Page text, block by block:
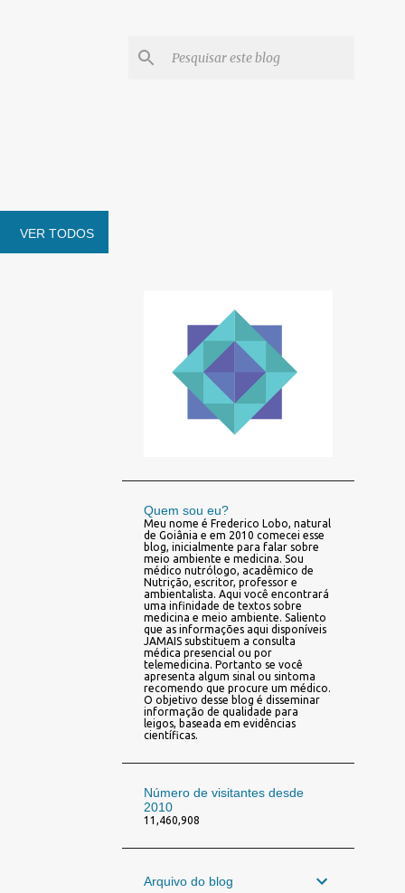
VER TODOS
Quem sou eu?
Meu nome é Frederico Lobo, natural
de Goiânia e em 2010 comecei esse
blog, inicialmente para falar sobre
meio ambiente e medicina. Sou
médico nutrólogo, acadêmico de
Nutrição, escritor, professor e
ambientalista. Aqui você encontrará
uma infinidade de textos sobre
medicina e meio ambiente. Saliento
que as informações aqui disponíveis
JAMAIS substituem a consulta
médica presencial ou por
telemedicina. Portanto se você
apresenta algum sinal ou sintoma
recomendo que procure um médico.
O objetivo desse blog é disseminar
informação de qualidade para
leigos, baseada em evidências
científicas.
Número de visitantes desde
2010
11,460,908
Arquivo do blog